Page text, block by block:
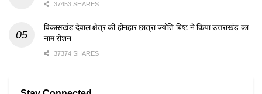
37453 SHARES
विकासखंड देवाल क्षेत्र की होनहार छात्रा ज्योति बिष्ट ने किया उत्तराखंड का
नाम रोशन
37374 SHARES